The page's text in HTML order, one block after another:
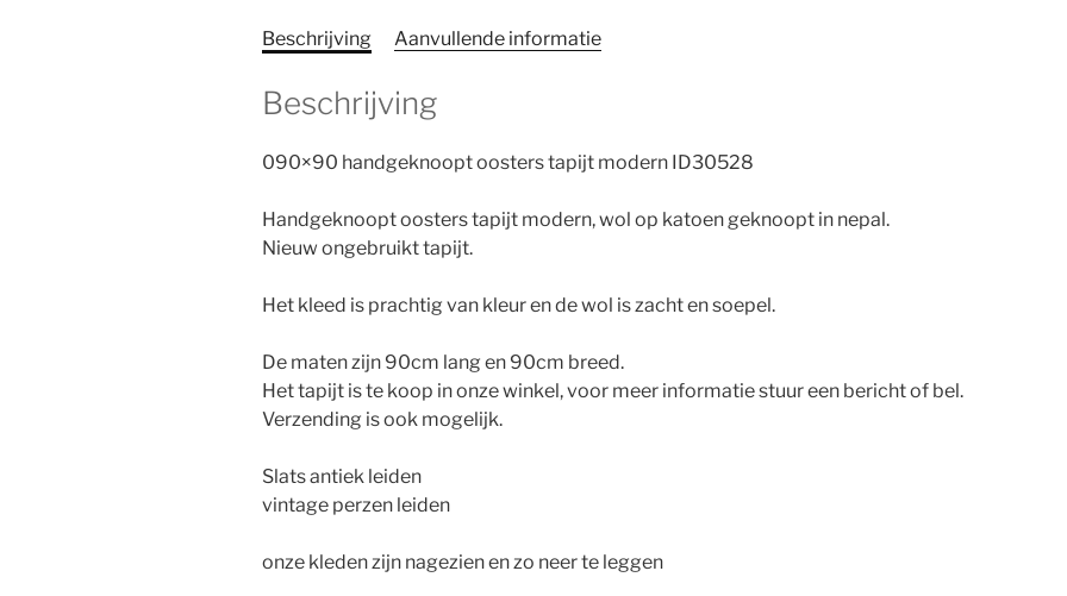
Beschrijving Aanvullende informatie
Beschrijving
090×90 handgeknoopt oosters tapijt modern ID30528
Handgeknoopt oosters tapijt modern, wol op katoen geknoopt in nepal.
Nieuw ongebruikt tapijt.
Het kleed is prachtig van kleur en de wol is zacht en soepel.
De maten zijn 90cm lang en 90cm breed.
Het tapijt is te koop in onze winkel, voor meer informatie stuur een bericht of bel.
Verzending is ook mogelijk.
Slats antiek leiden
vintage perzen leiden
onze kleden zijn nagezien en zo neer te leggen